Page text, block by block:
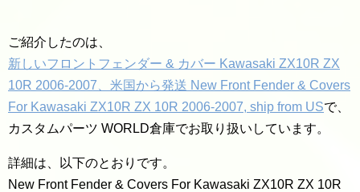
ご紹介したのは、
新しいフロントフェンダー & カバー Kawasaki ZX10R ZX
10R 2006-2007、米国から発送 New Front Fender & Covers
For Kawasaki ZX10R ZX 10R 2006-2007, ship from USで、
カスタムパーツ WORLD倉庫でお取り扱いしています。
詳細は、以下のとおりです。
New Front Fender & Covers For Kawasaki ZX10R ZX 10R